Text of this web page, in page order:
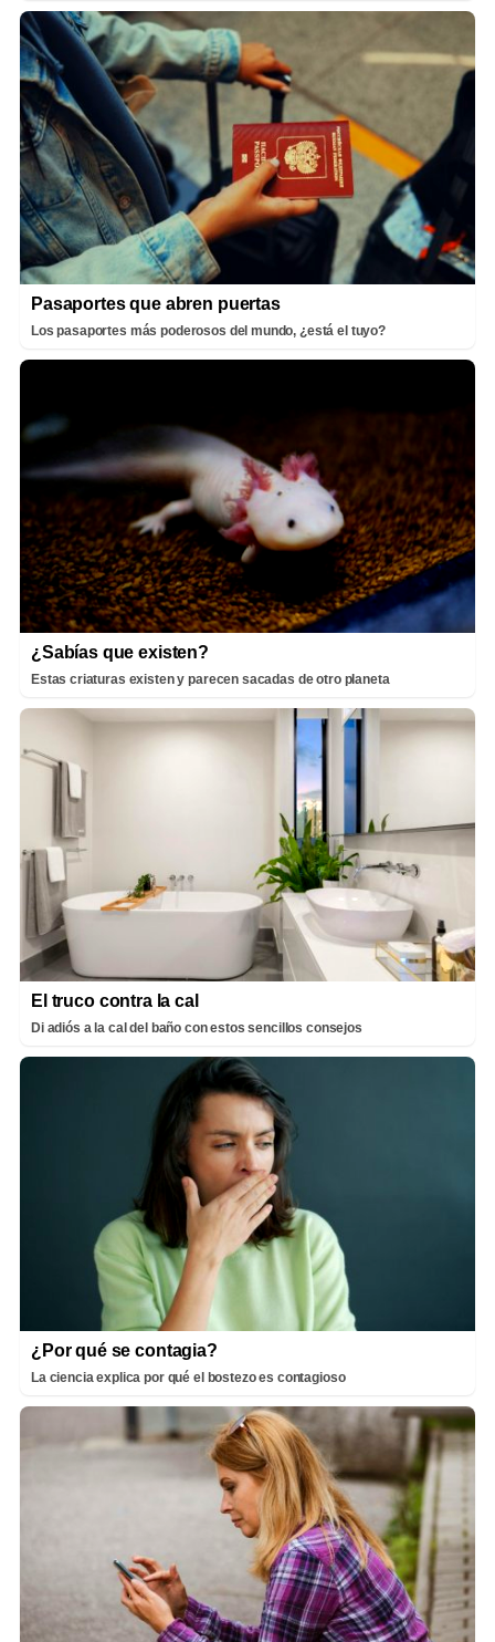
Pasaportes que abren puertas
Los pasaportes más poderosos del mundo, ¿está el tuyo?
¿Sabías que existen?
Estas criaturas existen y parecen sacadas de otro planeta
El truco contra la cal
Di adiós a la cal del baño con estos sencillos consejos
¿Por qué se contagia?
La ciencia explica por qué el bostezo es contagioso